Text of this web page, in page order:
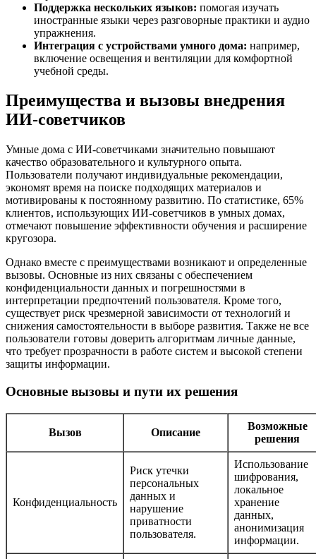
Поддержка нескольких языков: помогая изучать
иностранные языки через разговорные практики и аудио
упражнения.
Интеграция с устройствами умного дома: например,
включение освещения и вентиляции для комфортной
учебной среды.
Преимущества и вызовы внедрения
ИИ-советчиков
Умные дома с ИИ-советчиками значительно повышают
качество образовательного и культурного опыта.
Пользователи получают индивидуальные рекомендации,
экономят время на поиске подходящих материалов и
мотивированы к постоянному развитию. По статистике, 65%
клиентов, использующих ИИ-советчиков в умных домах,
отмечают повышение эффективности обучения и расширение
кругозора.
Однако вместе с преимуществами возникают и определенные
вызовы. Основные из них связаны с обеспечением
конфиденциальности данных и погрешностями в
интерпретации предпочтений пользователя. Кроме того,
существует риск чрезмерной зависимости от технологий и
снижения самостоятельности в выборе развития. Также не все
пользователи готовы доверить алгоритмам личные данные,
что требует прозрачности в работе систем и высокой степени
защиты информации.
Основные вызовы и пути их решения
Вызов Описание
Возможные
решения
Конфиденциальность
Риск утечки
персональных
данных и
нарушение
приватности
пользователя.
Использование
шифрования,
локальное
хранение
данных,
анонимизация
информации.